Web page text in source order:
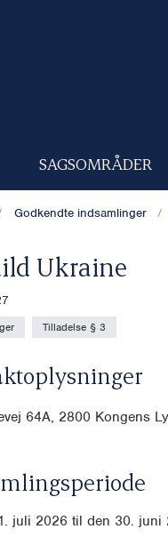
SAGSOMRÅDER
Godkendte indsamlinger
Ukraine
Tilladelse § 3
64A, 2800 Kongens
juli 2026 til den 30. juni